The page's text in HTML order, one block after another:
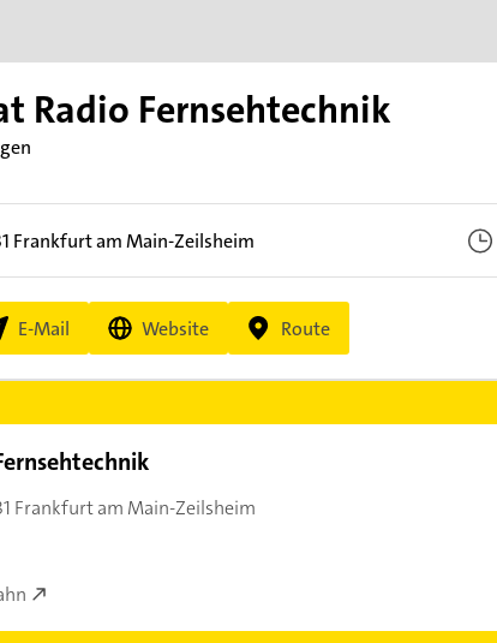
Radio Fernsehtechnik
Frankfurt am Main-Zeilsheim
E-Mail Website Route
Frankfurt am Main-Zeilsheim